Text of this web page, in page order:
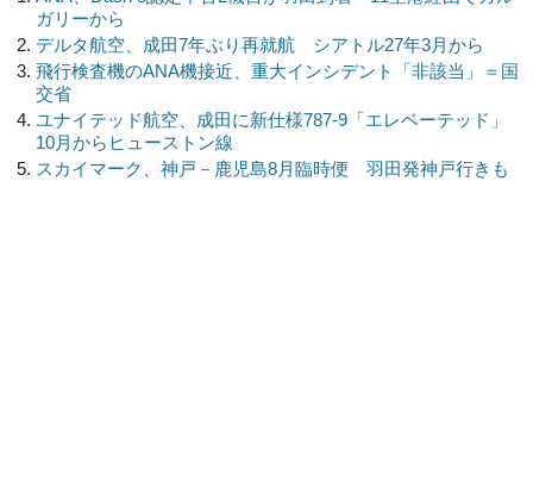
ガリーから
デルタ航空、成田7年ぶり再就航 シアトル27年3月から
飛行検査機のANA機接近、重大インシデント「非該当」＝国
交省
ユナイテッド航空、成田に新仕様787-9「エレベーテッド」
10月からヒューストン線
スカイマーク、神戸－鹿児島8月臨時便 羽田発神戸行きも